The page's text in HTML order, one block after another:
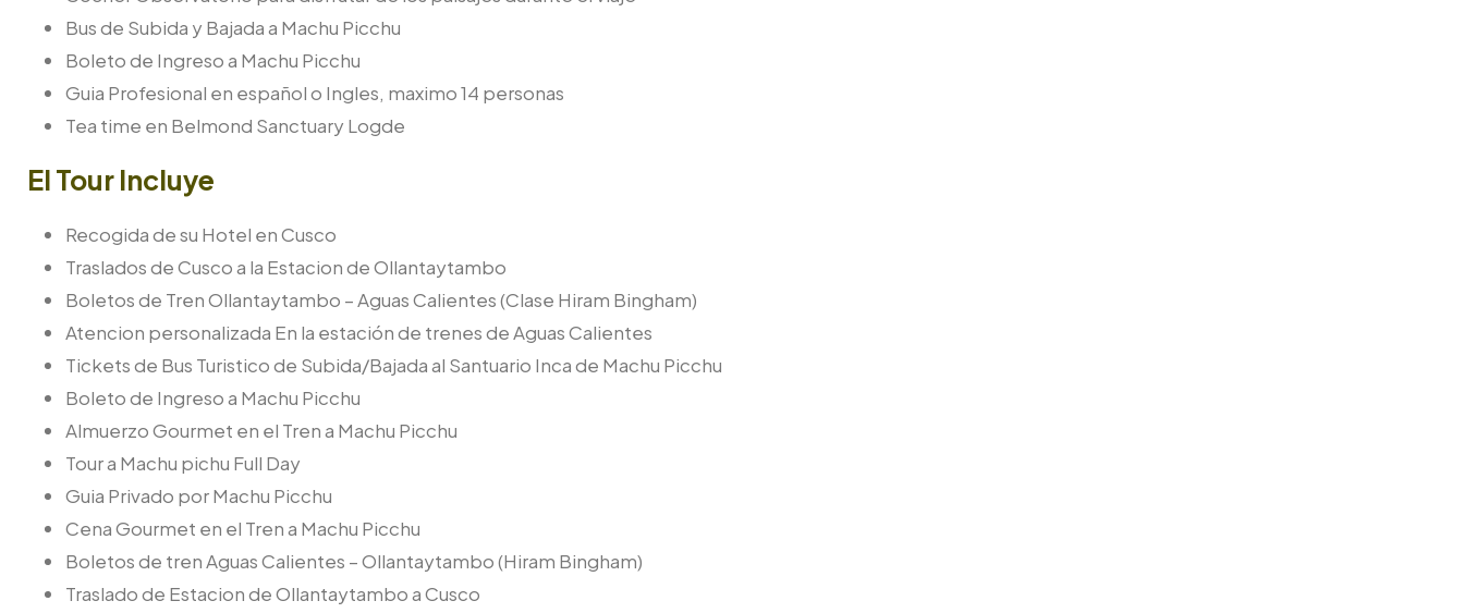
Bus de Subida y Bajada a Machu Picchu
Boleto de Ingreso a Machu Picchu
Guia Profesional en español o Ingles, maximo 14 personas
Tea time en Belmond Sanctuary Logde
El Tour Incluye
Recogida de su Hotel en Cusco
Traslados de Cusco a la Estacion de Ollantaytambo
Boletos de Tren Ollantaytambo – Aguas Calientes (Clase Hiram Bingham)
Atencion personalizada En la estación de trenes de Aguas Calientes
Tickets de Bus Turistico de Subida/Bajada al Santuario Inca de Machu Picchu
Boleto de Ingreso a Machu Picchu
Almuerzo Gourmet en el Tren a Machu Picchu
Tour a Machu pichu Full Day
Guia Privado por Machu Picchu
Cena Gourmet en el Tren a Machu Picchu
Boletos de tren Aguas Calientes – Ollantaytambo (Hiram Bingham)
Traslado de Estacion de Ollantaytambo a Cusco